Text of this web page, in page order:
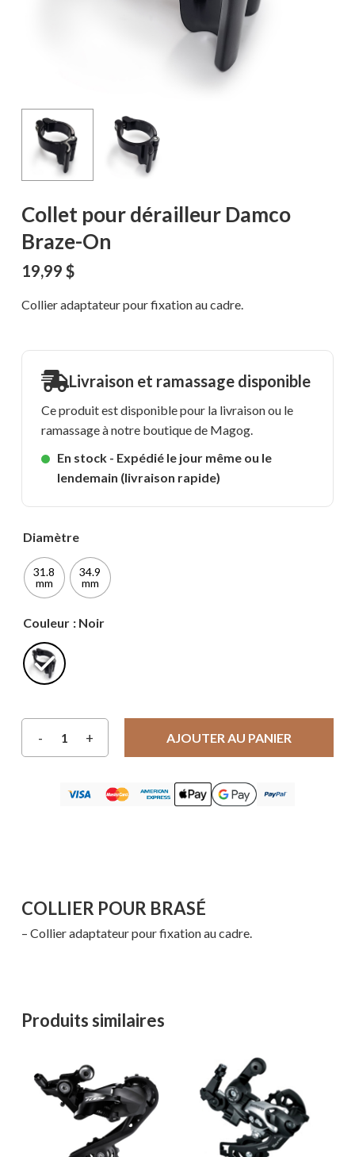
Votre panier est vide.
MAGASINER EN LIGNE
Collet pour dérailleur Damco
Braze-On
19,99 $
Collier adaptateur pour fixation au cadre.
Livraison et ramassage disponible
Ce produit est disponible pour la livraison ou le
ramassage à notre boutique de Magog.
En stock - Expédié le jour même ou le
lendemain (livraison rapide)
Diamètre
31.8
mm
34.9
mm
Couleur : Noir
AJOUTER AU PANIER
COLLIER POUR BRASÉ
– Collier adaptateur pour fixation au cadre.
Produits similaires